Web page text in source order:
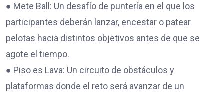
● Mete Ball: Un desafío de puntería en el que los
participantes deberán lanzar, encestar o patear
pelotas hacia distintos objetivos antes de que se
agote el tiempo.
● Piso es Lava: Un circuito de obstáculos y
plataformas donde el reto será avanzar de un